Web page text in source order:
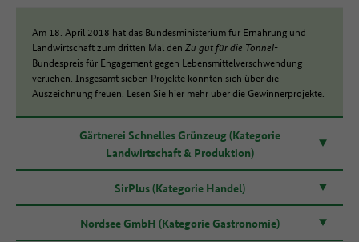
Am 18. April 2018 hat das Bundesministerium für Ernährung und
Landwirtschaft zum dritten Mal den Zu gut für die Tonne!-
Bundespreis für Engagement gegen Lebensmittelverschwendung
verliehen. Insgesamt sieben Projekte konnten sich über die
Auszeichnung freuen. Lesen Sie hier mehr über die Gewinnerprojekte.
Gärtnerei Schnelles Grünzeug (Kategorie
Landwirtschaft & Produktion)
SirPlus (Kategorie Handel)
Nordsee GmbH (Kategorie Gastronomie)